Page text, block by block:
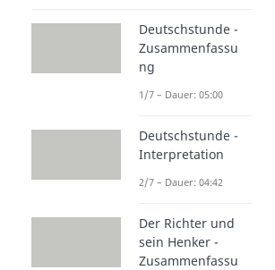
Deutschstunde -
Zusammenfassu
ng
1/7 – Dauer: 05:00
Deutschstunde -
Interpretation
2/7 – Dauer: 04:42
Der Richter und
sein Henker -
Zusammenfassu